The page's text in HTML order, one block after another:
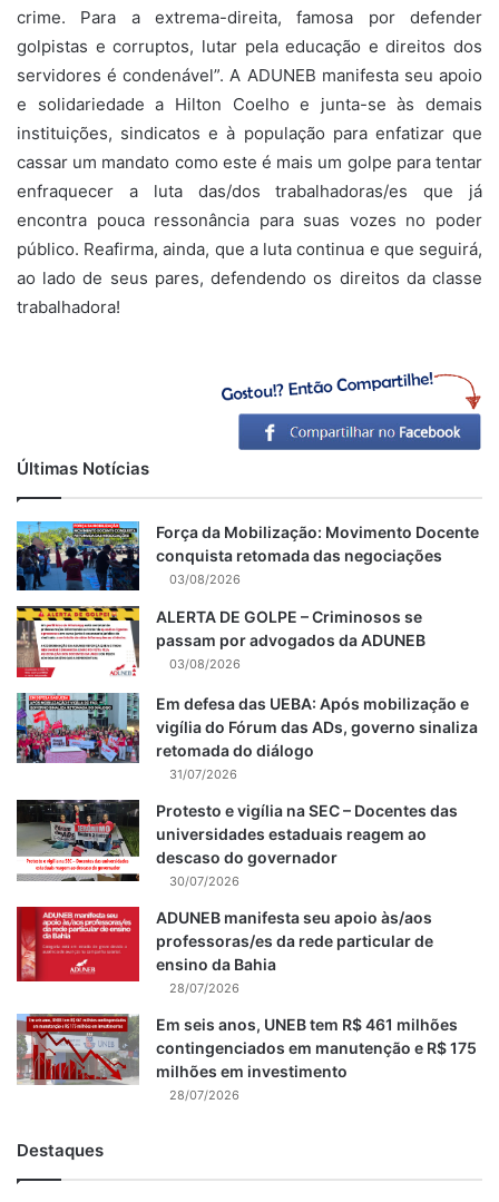
crime. Para a extrema-direita, famosa por defender
golpistas e corruptos, lutar pela educação e direitos dos
servidores é condenável”. A ADUNEB manifesta seu apoio
e solidariedade a Hilton Coelho e junta-se às demais
instituições, sindicatos e à população para enfatizar que
cassar um mandato como este é mais um golpe para tentar
enfraquecer a luta das/dos trabalhadoras/es que já
encontra pouca ressonância para suas vozes no poder
público. Reafirma, ainda, que a luta continua e que seguirá,
ao lado de seus pares, defendendo os direitos da classe
trabalhadora!
Últimas Notícias
Força da Mobilização: Movimento Docente
conquista retomada das negociações
03/08/2026
ALERTA DE GOLPE – Criminosos se
passam por advogados da ADUNEB
03/08/2026
Em defesa das UEBA: Após mobilização e
vigília do Fórum das ADs, governo sinaliza
retomada do diálogo
31/07/2026
Protesto e vigília na SEC – Docentes das
universidades estaduais reagem ao
descaso do governador
30/07/2026
ADUNEB manifesta seu apoio às/aos
professoras/es da rede particular de
ensino da Bahia
28/07/2026
Em seis anos, UNEB tem R$ 461 milhões
contingenciados em manutenção e R$ 175
milhões em investimento
28/07/2026
Destaques